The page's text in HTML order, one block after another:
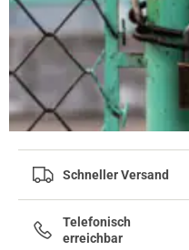
Schneller Versand
Telefonisch
erreichbar